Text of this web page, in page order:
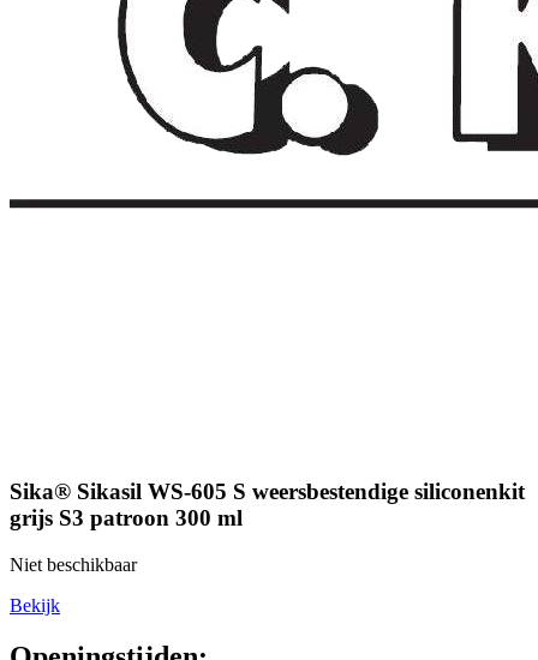
Sika® Sikasil WS-605 S weersbestendige siliconenkit
grijs S3 patroon 300 ml
Niet beschikbaar
Bekijk